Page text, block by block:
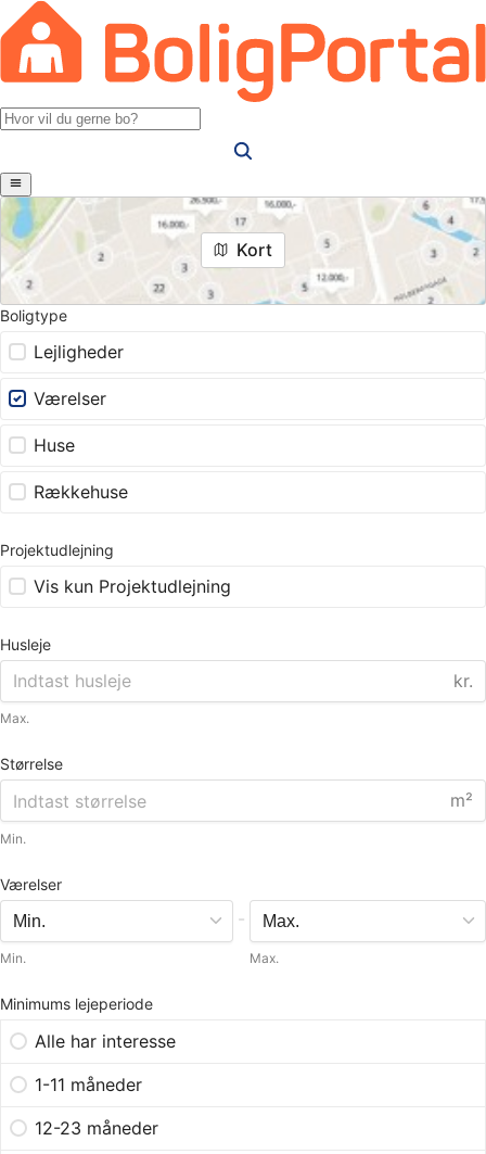
Kort
Boligtype
Lejligheder
Værelser
Huse
Rækkehuse
Projektudlejning
Vis kun Projektudlejning
Husleje
kr.
Max.
Størrelse
m²
Min.
Værelser
Min.
-
Max.
Minimums lejeperiode
Alle har interesse
1-11 måneder
12-23 måneder